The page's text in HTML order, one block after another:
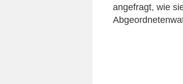
angefragt, wie